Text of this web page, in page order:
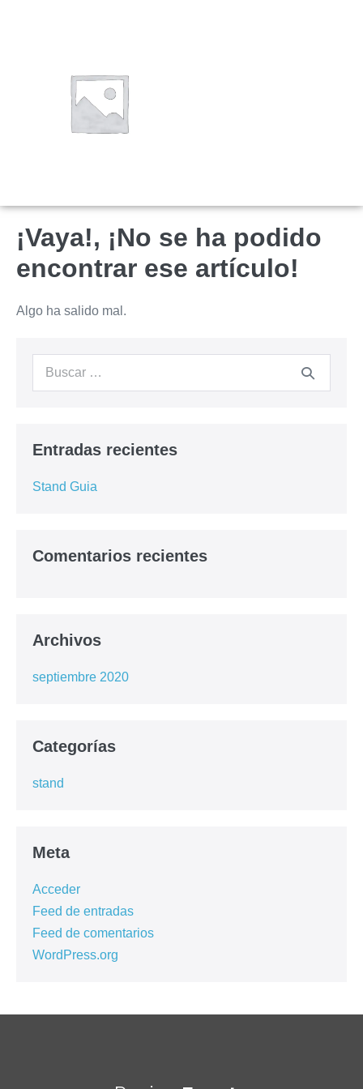
¡Vaya!, ¡No se ha podido
encontrar ese artículo!
Algo ha salido mal.
Entradas recientes
Stand Guia
Comentarios recientes
Archivos
septiembre 2020
Categorías
stand
Meta
Acceder
Feed de entradas
Feed de comentarios
WordPress.org